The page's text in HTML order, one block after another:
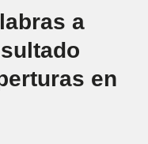
a
en